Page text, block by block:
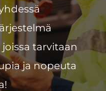
tarvitaan
ja nopeuta